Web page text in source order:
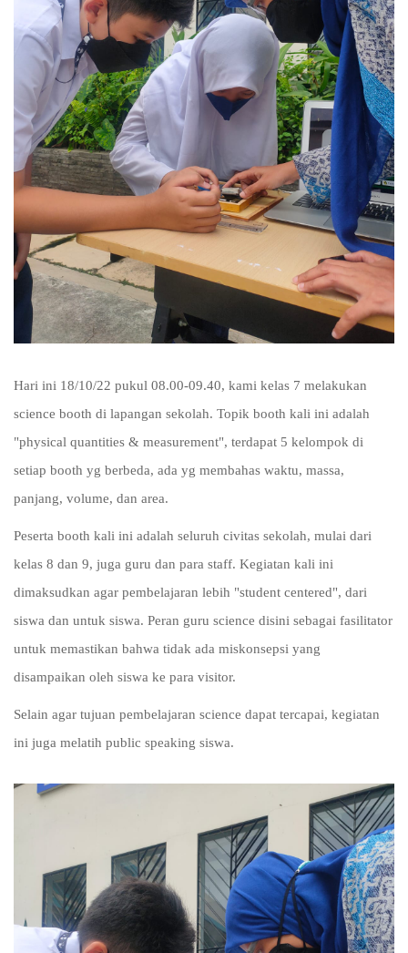
Hari ini 18/10/22 pukul 08.00-09.40, kami kelas 7 melakukan
science booth di lapangan sekolah. Topik booth kali ini adalah
"physical quantities & measurement", terdapat 5 kelompok di
setiap booth yg berbeda, ada yg membahas waktu, massa,
panjang, volume, dan area.
Peserta booth kali ini adalah seluruh civitas sekolah, mulai dari
kelas 8 dan 9, juga guru dan para staff. Kegiatan kali ini
dimaksudkan agar pembelajaran lebih "student centered", dari
siswa dan untuk siswa. Peran guru science disini sebagai fasilitator
untuk memastikan bahwa tidak ada miskonsepsi yang
disampaikan oleh siswa ke para visitor.
Selain agar tujuan pembelajaran science dapat tercapai, kegiatan
ini juga melatih public speaking siswa.